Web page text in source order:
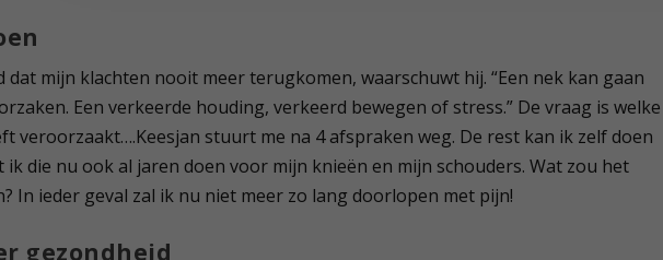
dat mijn klachten nooit meer terugkomen, waarschuwt hij. “Een nek kan gaan
Een verkeerde houding, verkeerd bewegen of stress.” De vraag is welke
veroorzaakt….Keesjan stuurt me na 4 afspraken weg. De rest kan ik zelf doen
die nu ook al jaren doen voor mijn knieën en mijn schouders. Wat zou het
In ieder geval zal ik nu niet meer zo lang doorlopen met pijn!
gezondheid